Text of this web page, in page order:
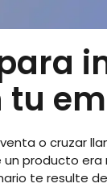
tu
o cruzar
producto era
te resulte